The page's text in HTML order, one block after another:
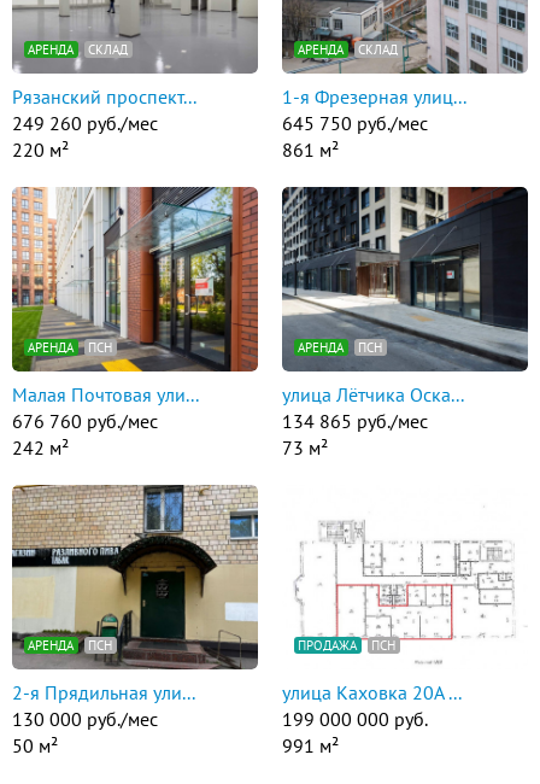
АРЕНДА СКЛАД
Рязанский проспект...
249 260 руб./мес
220 м²
АРЕНДА СКЛАД
1-я Фрезерная улиц...
645 750 руб./мес
861 м²
АРЕНДА ПСН
Малая Почтовая ули...
676 760 руб./мес
242 м²
АРЕНДА ПСН
улица Лётчика Оска...
134 865 руб./мес
73 м²
АРЕНДА ПСН
2-я Прядильная ули...
130 000 руб./мес
50 м²
ПРОДАЖА ПСН
улица Каховка 20А ...
199 000 000 руб.
991 м²